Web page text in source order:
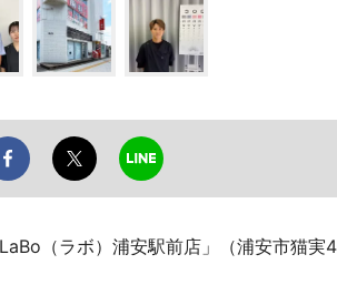
（ラボ）浦安駅前店」（浦安市猫実